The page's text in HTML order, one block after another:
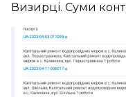
Визирці. Суми